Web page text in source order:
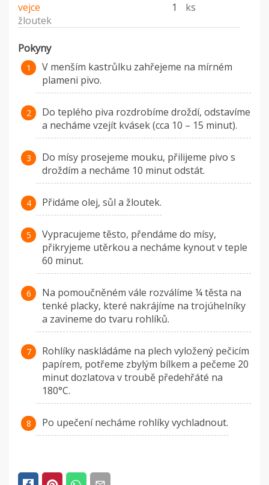
vejce
1
ks
žloutek
Pokyny
V menším kastrůlku zahřejeme na mírném
plameni pivo.
Do teplého piva rozdrobíme droždí, odstavíme
a necháme vzejít kvásek (cca 10 – 15 minut).
Do mísy prosejeme mouku, přilijeme pivo s
droždím a necháme 10 minut odstát.
Přidáme olej, sůl a žloutek.
Vypracujeme těsto, přendáme do mísy,
přikryjeme utěrkou a necháme kynout v teple
60 minut.
Na pomoučněném vále rozválíme ¼ těsta na
tenké placky, které nakrájíme na trojúhelníky
a zavineme do tvaru rohlíků.
Rohlíky naskládáme na plech vyložený pečicím
papírem, potřeme zbylým bílkem a pečeme 20
minut dozlatova v troubě předehřáté na
180°C.
Po upečení necháme rohlíky vychladnout.